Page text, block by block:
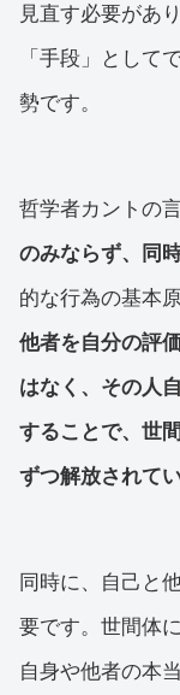
見直す必要があ
「手段」として
勢です。
哲学者カントの
のみならず、同
的な行為の基本
他者を自分の評
はなく、その人
することで、世
ずつ解放されて
同時に、自己と
要です。世間体
自身や他者の本